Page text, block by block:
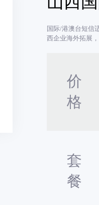
国际/港澳台短信
西企业海外拓展
价
格
套
餐